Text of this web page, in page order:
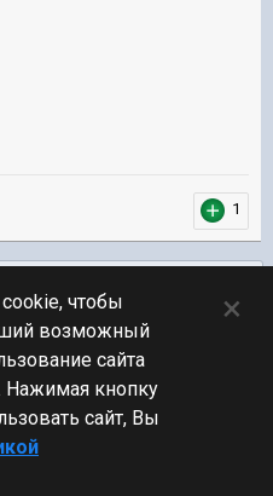
1
чтобы
возможный
сайта
кнопку
сайт, Вы
×